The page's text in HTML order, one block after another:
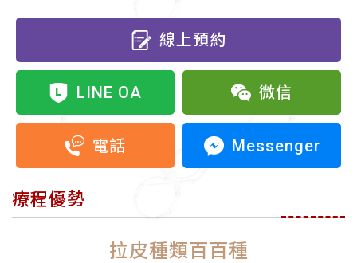
線上預約
LINE OA 微信
電話 Messenger
療程優勢
拉皮種類百百種